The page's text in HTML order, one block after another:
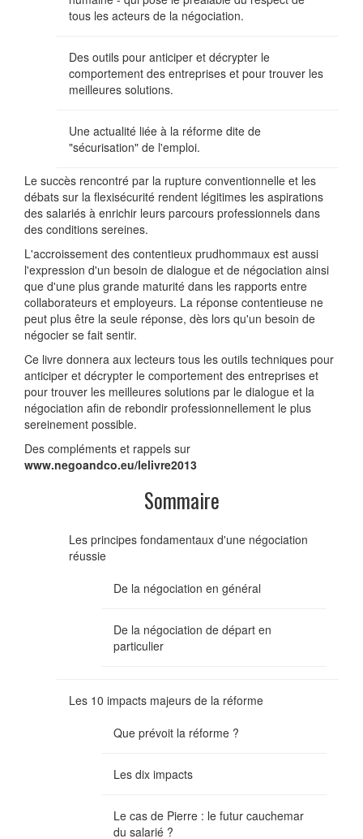
tous les acteurs de la négociation.
Des outils pour anticiper et décrypter le
comportement des entreprises et pour trouver les
meilleures solutions.
Une actualité liée à la réforme dite de
"sécurisation" de l'emploi.
Le succès rencontré par la rupture conventionnelle et les
débats sur la flexisécurité rendent légitimes les aspirations
des salariés à enrichir leurs parcours professionnels dans
des conditions sereines.
L'accroissement des contentieux prudhommaux est aussi
l'expression d'un besoin de dialogue et de négociation ainsi
que d'une plus grande maturité dans les rapports entre
collaborateurs et employeurs. La réponse contentieuse ne
peut plus être la seule réponse, dès lors qu'un besoin de
négocier se fait sentir.
Ce livre donnera aux lecteurs tous les outils techniques pour
anticiper et décrypter le comportement des entreprises et
pour trouver les meilleures solutions par le dialogue et la
négociation afin de rebondir professionnellement le plus
sereinement possible.
Des compléments et rappels sur
www.negoandco.eu/lelivre2013
Sommaire
Les principes fondamentaux d'une négociation
réussie
De la négociation en général
De la négociation de départ en
particulier
Les 10 impacts majeurs de la réforme
Que prévoit la réforme ?
Les dix impacts
Le cas de Pierre : le futur cauchemar
du salarié ?